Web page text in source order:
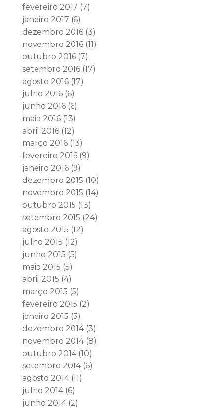
fevereiro 2017 (7)
janeiro 2017 (6)
dezembro 2016(3)
novembro 2016(11)
outubro 2016(7)
setembro 2016(17)
agosto 2016(17)
julho 2016(6)
junho 2016(6)
maio 2016(13)
abril 2016(12)
março 2016(13)
fevereiro 2016(9)
janeiro 2016(9)
dezembro 2015 (10)
novembro 2015 (14)
outubro 2015 (13)
setembro 2015 (24)
agosto 2015 (12)
julho 2015 (12)
junho 2015 (5)
maio 2015 (5)
abril 2015 (4)
março 2015 (5)
fevereiro 2015 (2)
janeiro 2015 (3)
dezembro 2014(3)
novembro 2014(8)
outubro 2014(10)
setembro 2014(6)
agosto 2014(11)
julho 2014(6)
junho 2014(2)